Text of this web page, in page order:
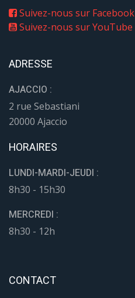
Suivez-nous sur Facebook
Suivez-nous sur YouTube
ADRESSE
AJACCIO :
2 rue Sebastiani
20000 Ajaccio
HORAIRES
LUNDI-MARDI-JEUDI :
8h30 - 15h30
MERCREDI :
8h30 - 12h
CONTACT